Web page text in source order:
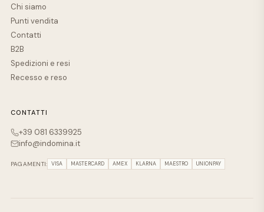
Chi siamo
Punti vendita
Contatti
B2B
Spedizioni e resi
Recesso e reso
CONTATTI
+39 081 6339925
info@indomina.it
PAGAMENTI: VISA MASTERCARD AMEX KLARNA MAESTRO UNIONPAY